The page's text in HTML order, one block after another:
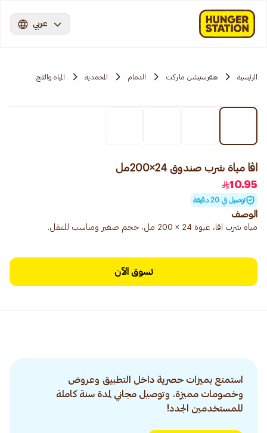
عربي
الرئيسية هنقرستيشن ماركت الدمام المحمدية المياه والثلج
اڤا مياة شرب صندوق 24×200مل
10.95
توصيل في 20 دقيقة
الوصف
مياه شرب اڤا، عبوة 24 × 200 مل، حجم صغير ومناسب للتنقل.
تسوق الآن
استمتع بميزات حصرية داخل التطبيق وعروض
وخصومات مميزة. وتوصيل مجاني لمدة سنة كاملة
للمستخدمين الجدد!